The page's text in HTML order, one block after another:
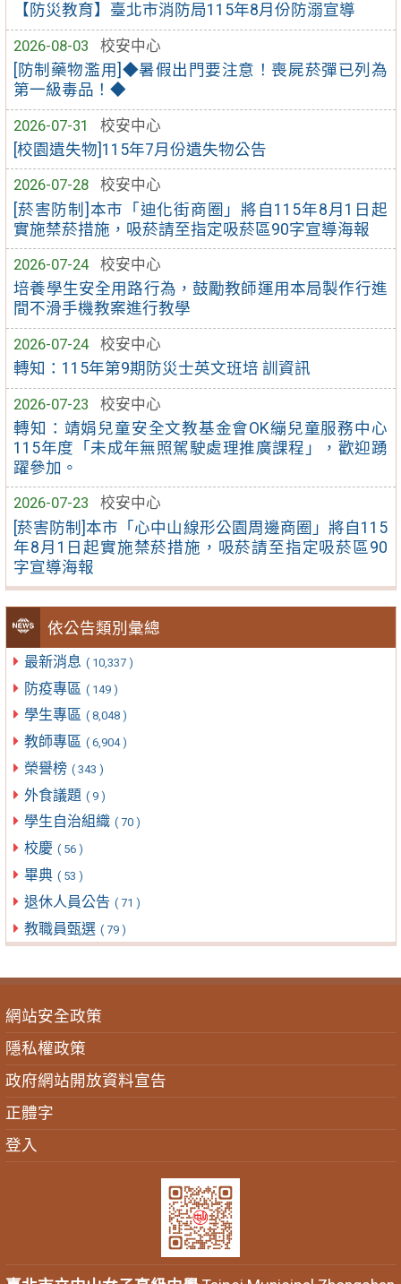
【防災教育】臺北市消防局115年8月份防溺宣導
2026-08-03
校安中心
[防制藥物濫用]◆暑假出門要注意！喪屍菸彈已列為
第一級毒品！◆
2026-07-31
校安中心
[校園遺失物]115年7月份遺失物公告
2026-07-28
校安中心
[菸害防制]本市「迪化街商圈」將自115年8月1日起
實施禁菸措施，吸菸請至指定吸菸區90字宣導海報
2026-07-24
校安中心
培養學生安全用路行為，鼓勵教師運用本局製作行進
間不滑手機教案進行教學
2026-07-24
校安中心
轉知：115年第9期防災士英文班培 訓資訊
2026-07-23
校安中心
轉知：靖娟兒童安全文教基金會OK繃兒童服務中心
115年度「未成年無照駕駛處理推廣課程」，歡迎踴
躍參加。
2026-07-23
校安中心
[菸害防制]本市「心中山線形公園周邊商圈」將自115
年8月1日起實施禁菸措施，吸菸請至指定吸菸區90
字宣導海報
依公告類別彙總
最新消息 ( 10,337 )
防疫專區 ( 149 )
學生專區 ( 8,048 )
教師專區 ( 6,904 )
榮譽榜 ( 343 )
外食議題 ( 9 )
學生自治組織 ( 70 )
校慶 ( 56 )
畢典 ( 53 )
退休人員公告 ( 71 )
教職員甄選 ( 79 )
網站安全政策
隱私權政策
政府網站開放資料宣告
正體字
登入